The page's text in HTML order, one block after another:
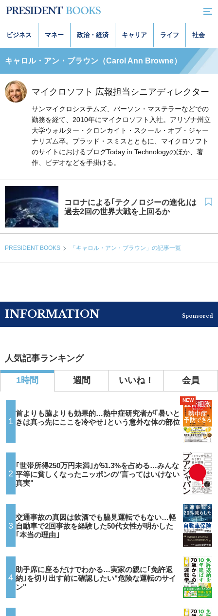
ビジネス マネー 政治・経済 キャリア ライフ 社会
キャロル・アン・ブラウン（Carol Ann Browne）
マイクロソフト 広報担当シニアディレクター
サンマイクロシステムズ、バーソン・マステラーなどでの
勤務を経て、2010年にマイクロソフト入社。アリゾナ州立
大学ウォルター・クロンカイト・スクール・オブ・ジャー
ナリズム卒。ブラッド・スミスとともに、マイクロソフト
のサイトにおけるブログToday in Technologyのほか、著
作、ビデオなどを手掛ける。
コロナによる｢テクノロジーの進化｣は
過去2回の世界大戦を上回るか
PRESIDENT BOOKS 「キャロル・アン・ブラウン」の記事一覧
INFORMATION Sponsored
人気記事ランキング
1時間 週間 いいね！ 会員
1
首よりも脇よりも効果的…熱中症研究者が｢暑いと
きは真っ先にここを冷やせ｣という意外な体の部位
NEW
2
｢世帯所得250万円未満｣が51.3%を占める…みんな
平等に貧しくなったニッポンの"言ってはいけない
真実"
3
交通事故の真因は飲酒でも脇見運転でもない…軽
自動車で2回事故を経験した50代女性が明かした
｢本当の理由｣
4
助手席に座るだけでわかる…実家の親に｢免許返
納｣を切り出す前に確認したい"危険な運転のサイ
ン"